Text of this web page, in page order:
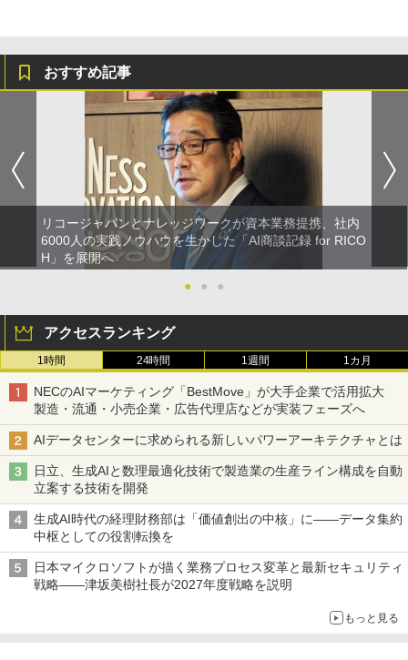
おすすめ記事
リコージャパンとナレッジワークが資本業務提携、社内
6000人の実践ノウハウを生かした「AI商談記録 for RICO
H」を展開へ
●
● ●
アクセスランキング
1時間 24時間 1週間 1カ月
NECのAIマーケティング「BestMove」が大手企業で活用拡大
製造・流通・小売企業・広告代理店などが実装フェーズへ
AIデータセンターに求められる新しいパワーアーキテクチャとは
日立、生成AIと数理最適化技術で製造業の生産ライン構成を自動
立案する技術を開発
生成AI時代の経理財務部は「価値創出の中核」に――データ集約
中枢としての役割転換を
日本マイクロソフトが描く業務プロセス変革と最新セキュリティ
戦略――津坂美樹社長が2027年度戦略を説明
もっと見る